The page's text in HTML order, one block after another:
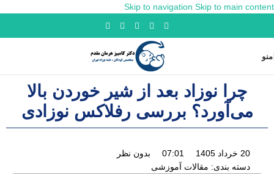
Skip to navigation Skip to main content
منو
چرا نوزاد بعد از شیر خوردن بالا
می‌آورد؟ بررسی رفلاکس نوزادی
20 خرداد 1405 07:01
بدون نظر
دسته بندی: مقالات آموزشی